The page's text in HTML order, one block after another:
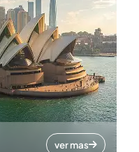
ver mas